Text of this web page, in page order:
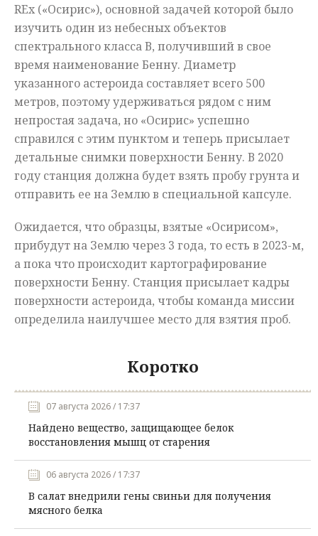
REx («Осирис»), основной задачей которой было
изучить один из небесных объектов
спектрального класса В, получивший в свое
время наименование Бенну. Диаметр
указанного астероида составляет всего 500
метров, поэтому удерживаться рядом с ним
непростая задача, но «Осирис» успешно
справился с этим пунктом и теперь присылает
детальные снимки поверхности Бенну. В 2020
году станция должна будет взять пробу грунта и
отправить ее на Землю в специальной капсуле.
Ожидается, что образцы, взятые «Осирисом»,
прибудут на Землю через 3 года, то есть в 2023-м,
а пока что происходит картографирование
поверхности Бенну. Станция присылает кадры
поверхности астероида, чтобы команда миссии
определила наилучшее место для взятия проб.
Коротко
07 августа 2026 / 17:37
Найдено вещество, защищающее белок
восстановления мышц от старения
06 августа 2026 / 17:37
В салат внедрили гены свиньи для получения
мясного белка